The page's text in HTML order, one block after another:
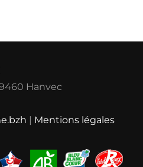
Hanvec
| Mentions légales